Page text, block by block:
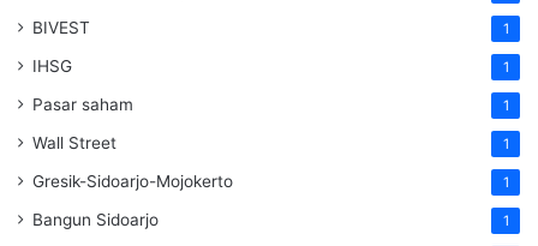
BIVEST 1
IHSG 1
Pasar saham 1
Wall Street 1
Gresik-Sidoarjo-Mojokerto 1
Bangun Sidoarjo 1